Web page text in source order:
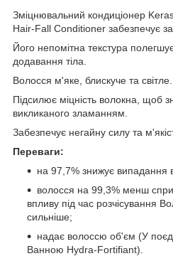
Зміцнювальний кондиціонер
Hair-Fall Conditioner забезпечує
Його непомітна текстура
додавання тіла.
Волосся м'яке, блискуче та світле.
Підсилює міцність волокна, щоб
викликаного зламанням.
Забезпечує негайну силу та
Переваги:
на 97,7% знижує випадання
волосся на 99,3% менш
впливу під час розчісування
сильніше;
надає волоссю об'єм (У
Ванною Hydra-Fortifiant).